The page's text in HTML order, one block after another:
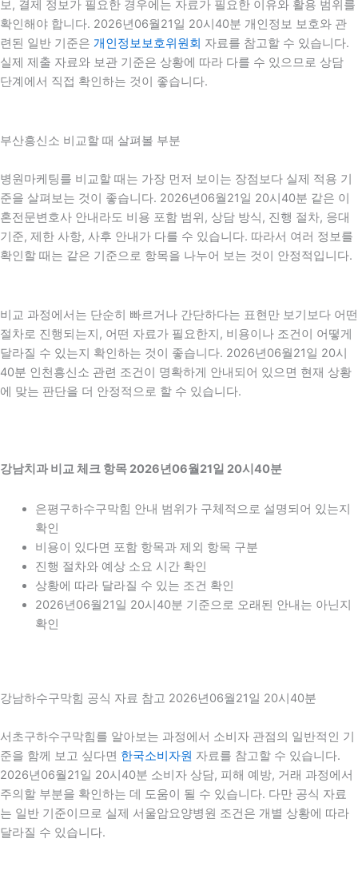
보, 결제 정보가 필요한 경우에는 자료가 필요한 이유와 활용 범위를
확인해야 합니다. 2026년06월21일 20시40분 개인정보 보호와 관
련된 일반 기준은 개인정보보호위원회 자료를 참고할 수 있습니다.
실제 제출 자료와 보관 기준은 상황에 따라 다를 수 있으므로 상담
단계에서 직접 확인하는 것이 좋습니다.
부산흥신소 비교할 때 살펴볼 부분
병원마케팅를 비교할 때는 가장 먼저 보이는 장점보다 실제 적용 기
준을 살펴보는 것이 좋습니다. 2026년06월21일 20시40분 같은 이
혼전문변호사 안내라도 비용 포함 범위, 상담 방식, 진행 절차, 응대
기준, 제한 사항, 사후 안내가 다를 수 있습니다. 따라서 여러 정보를
확인할 때는 같은 기준으로 항목을 나누어 보는 것이 안정적입니다.
비교 과정에서는 단순히 빠르거나 간단하다는 표현만 보기보다 어떤
절차로 진행되는지, 어떤 자료가 필요한지, 비용이나 조건이 어떻게
달라질 수 있는지 확인하는 것이 좋습니다. 2026년06월21일 20시
40분 인천흥신소 관련 조건이 명확하게 안내되어 있으면 현재 상황
에 맞는 판단을 더 안정적으로 할 수 있습니다.
강남치과 비교 체크 항목 2026년06월21일 20시40분
은평구하수구막힘 안내 범위가 구체적으로 설명되어 있는지
확인
비용이 있다면 포함 항목과 제외 항목 구분
진행 절차와 예상 소요 시간 확인
상황에 따라 달라질 수 있는 조건 확인
2026년06월21일 20시40분 기준으로 오래된 안내는 아닌지
확인
강남하수구막힘 공식 자료 참고 2026년06월21일 20시40분
서초구하수구막힘를 알아보는 과정에서 소비자 관점의 일반적인 기
준을 함께 보고 싶다면 한국소비자원 자료를 참고할 수 있습니다.
2026년06월21일 20시40분 소비자 상담, 피해 예방, 거래 과정에서
주의할 부분을 확인하는 데 도움이 될 수 있습니다. 다만 공식 자료
는 일반 기준이므로 실제 서울암요양병원 조건은 개별 상황에 따라
달라질 수 있습니다.